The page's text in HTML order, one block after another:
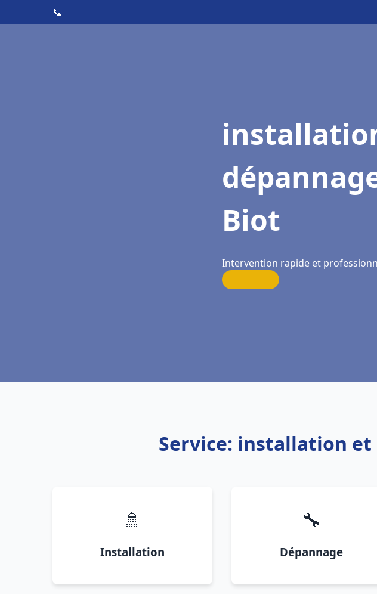
📞
Biot
Intervention rapide et
Service: installation
🚿
Installation
🔧
Dépannage